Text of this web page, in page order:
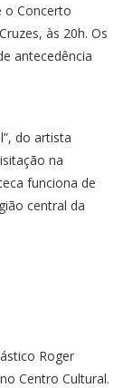
o Concerto
às 20h. Os
antecedência
do artista
na
funciona de
central da
Roger
Centro Cultural.